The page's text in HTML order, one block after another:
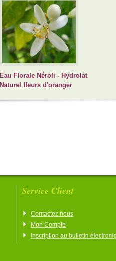
Eau Florale Néroli - Hydrolat
Naturel fleurs d'oranger
Service Client
Contactez nous
Mon Compte
Inscription au bulletin